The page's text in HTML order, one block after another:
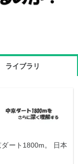
ライブラリ
ート1800m。 日本